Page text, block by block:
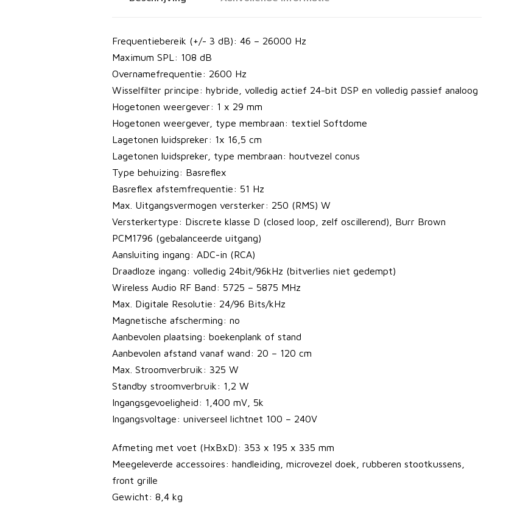
C
L
u
i
d
s
p
r
e
k
e
r
P
a
c
k
a
g
e
a
a
n
t
a
Frequentiebereik (+/- 3 dB): 46 – 26000 Hz
Maximum SPL: 108 dB
Overnamefrequentie: 2600 Hz
Wisselfilter principe: hybride, volledig actief 24-bit DSP en volledig passief analoog
Hogetonen weergever: 1 x 29 mm
Hogetonen weergever, type membraan: textiel Softdome
Lagetonen luidspreker: 1x 16,5 cm
Lagetonen luidspreker, type membraan: houtvezel conus
Type behuizing: Basreflex
Basreflex afstemfrequentie: 51 Hz
Max. Uitgangsvermogen versterker: 250 (RMS) W
Versterkertype: Discrete klasse D (closed loop, zelf oscillerend), Burr Brown
PCM1796 (gebalanceerde uitgang)
Aansluiting ingang: ADC-in (RCA)
Draadloze ingang: volledig 24bit/96kHz (bitverlies niet gedempt)
Wireless Audio RF Band: 5725 – 5875 MHz
Max. Digitale Resolutie: 24/96 Bits/kHz
Magnetische afscherming: no
Aanbevolen plaatsing: boekenplank of stand
Aanbevolen afstand vanaf wand: 20 – 120 cm
Max. Stroomverbruik: 325 W
Standby stroomverbruik: 1,2 W
Ingangsgevoeligheid: 1,400 mV, 5k
Ingangsvoltage: universeel lichtnet 100 – 240V
Afmeting met voet (HxBxD): 353 x 195 x 335 mm
Meegeleverde accessoires: handleiding, microvezel doek, rubberen stootkussens,
front grille
Gewicht: 8,4 kg